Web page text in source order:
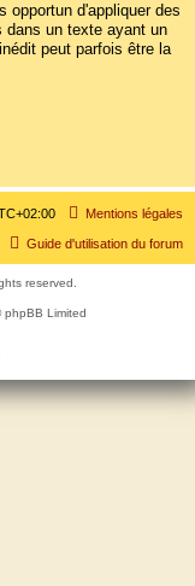
opportun d'appliquer des
dans un texte ayant un
peut parfois être la
Mentions légales
Guide d'utilisation du forum
reserved.
Limited